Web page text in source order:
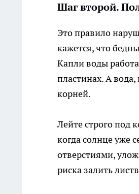
Шаг второй.
Это правило
кажется, что
Капли воды
пластинах. А
корней.
Лейте строго под
когда солнце уже
отверстиями,
риска залить